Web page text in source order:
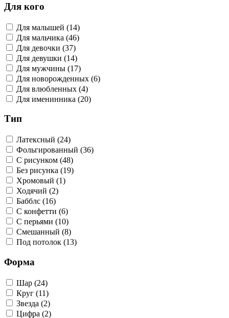
Для кого
Для малышей (14)
Для мальчика (46)
Для девочки (37)
Для девушки (14)
Для мужчины (17)
Для новорожденных (6)
Для влюбленных (4)
Для именинника (20)
Тип
Латексный (24)
Фольгированный (36)
С рисунком (48)
Без рисунка (19)
Хромовый (1)
Ходячий (2)
Бабблс (16)
С конфетти (6)
С перьями (10)
Смешанный (8)
Под потолок (13)
Форма
Шар (24)
Круг (11)
Звезда (2)
Цифра (2)